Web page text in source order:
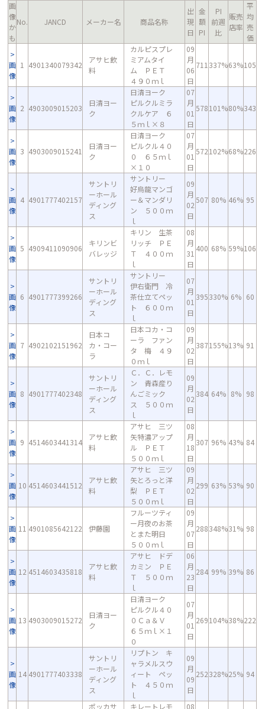
画
像
か
も
No. JANCD メーカー名 商品名称
出
現
日
金
額
PI
PI
前週
比
販売
店率
平
均
売
価
画
像
1 4901340079342
アサヒ飲
料
カルピスプレ
ミアムタイ
ム ＰＥＴ
４９０ｍｌ
09
月
06
日
711 337%63%105
画
像
2 4903009015203
日清ヨー
ク
日清ヨーク
ピルクルミラ
クルケア ６
５ｍｌ×８
07
月
01
日
578101%80%343
画
像
3 4903009015241
日清ヨー
ク
日清ヨーク
ピルクル４０
０ ６５ｍｌ
×１０
07
月
01
日
572102%68%226
画
像
4 4901777402157
サントリ
ーホール
ディング
ス
サントリー
好烏龍マンゴ
ー＆マンダリ
ン ５００ｍ
ｌ
09
月
02
日
507 80% 46% 95
画
像
5 4909411090906
キリンビ
バレッジ
キリン 生茶
リッチ ＰＥ
Ｔ ４００ｍ
ｌ
08
月
31
日
400 68% 59%106
画
像
6 4901777399266
サントリ
ーホール
ディング
ス
サントリー
伊右衛門 冷
茶仕立てペッ
ト ６００ｍ
ｌ
07
月
01
日
395330% 6% 60
画
像
7 4902102151962
日本コ
カ・コー
ラ
日本コカ・コ
ーラ ファン
タ 梅 ４９
０ｍｌ
09
月
02
日
387155%13% 91
画
像
8 4901777402348
サントリ
ーホール
ディング
ス
Ｃ．Ｃ．レモ
ン 青森産り
んごミック
ス ５００ｍ
ｌ
09
月
02
日
384 64% 8% 98
画
像
9 4514603441314
アサヒ飲
料
アサヒ 三ツ
矢特濃アップ
ル ＰＥＴ
５００ｍｌ
08
月
18
日
307 96% 43% 84
画
像
10 4514603441512
アサヒ飲
料
アサヒ 三ツ
矢とろっと洋
梨 ＰＥＴ
５００ｍｌ
09
月
02
日
299 63% 53% 90
画
像
11 4901085642122 伊藤園
フルーツティ
ー月夜のお茶
とまた明日
５００ｍｌ
09
月
07
日
288348%31% 98
画
像
12 4514603435818
アサヒ飲
料
アサヒ ドデ
カミン ＰＥ
Ｔ ５００ｍ
ｌ
06
月
23
日
284 99% 39% 86
画
像
13 4903009015272
日清ヨー
ク
日清ヨーク
ピルクル４０
０Ｃａ＆Ｖ
６５ｍｌ×１
０
07
月
01
日
269104%38%222
画
像
14 4901777403338
サントリ
ーホール
ディング
ス
リプトン キ
ャラメルスウ
ィート ペッ
ト ４５０ｍ
ｌ
09
月
09
日
252328%25% 94
ポッカサ
キレートレモ
08